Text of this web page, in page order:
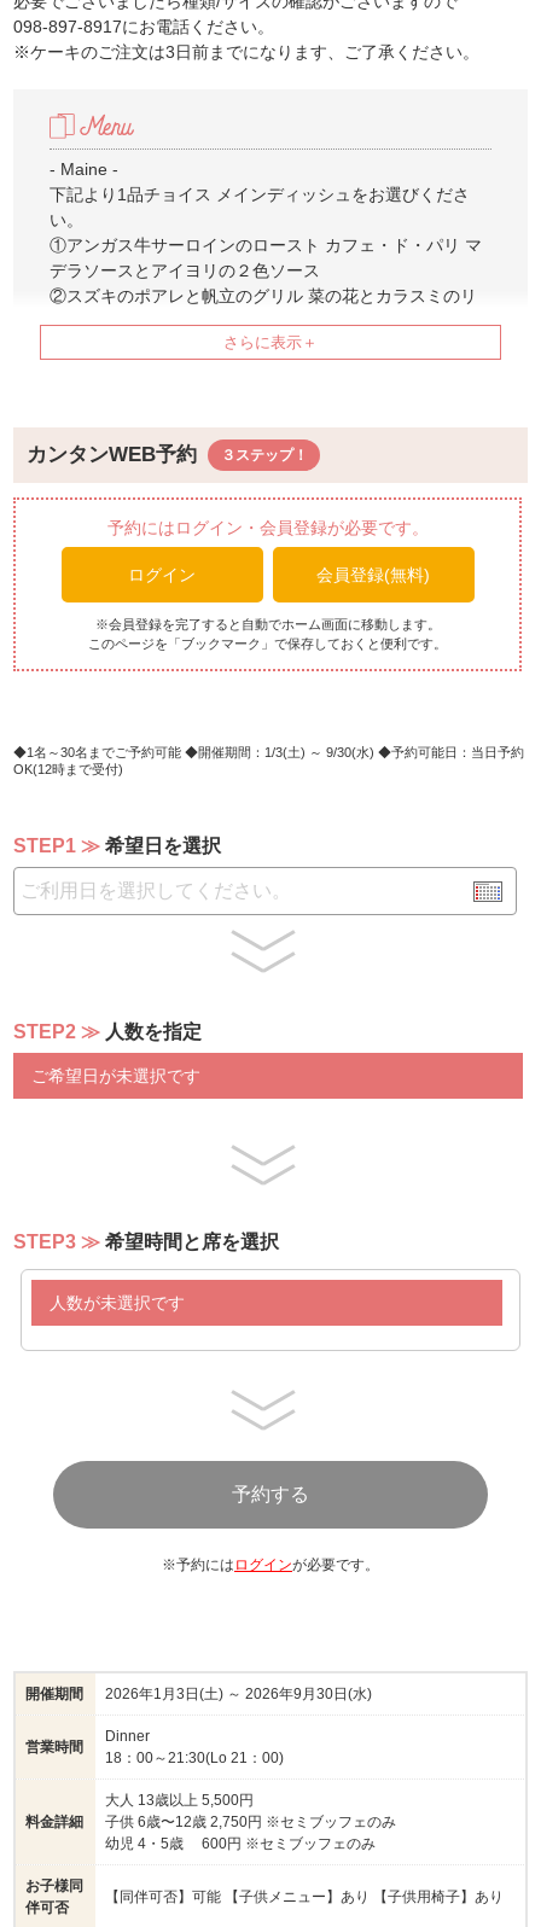
098-897-8917にお電話ください。
※ケーキのご注文は3日前までになります、ご了承ください。
- Maine -
下記より1品チョイス メインディッシュをお選びくださ
い。
①アンガス牛サーロインのロースト カフェ・ド・パリ マ
デラソースとアイヨリの２色ソース
②スズキのポアレと帆立のグリル 菜の花とカラスミのリ
ゾット添え サフランソース バジルのパウダー
③ロブスターテルミードル仕立て（追加料金＋1,500円）
- Buffet -
サニーレタス＆グリンリーフ
サラダトッピング10種（味付き４種/素材野菜６種）
ポテトサラダ/マカロニサラダ
キャロットラぺ/コールスロー
冬瓜＆ツナ/豆苗
パプリカ/オクラ
キヌア＆ミックスビーンズ/海藻
・抹茶とフロマージュのミニタルト ベーコンチップ添え
・ミニタルト、抹茶フロマージュ
・彩野菜のピクルスとガスパッチョアンダルシア風
ガスパッチョ
・まめアジのエスカベッシュ レットオニオンのアグロド
・ニョッコフリット 生ハムとパルメザンチーズ
え
【温製料理】
・豚バラ肉のペルシャ―ト仕立て 粒マスタードソース
・白身魚と白菜の白ワイン蒸し デュクレレ風
【キッズコーナー】
・煮込みハンバーグ マッシュポテトとペンネ添え
・チキン唐揚げ＆スマイルポテト又はうむくじボール
ニンニクとバケットのスープマドリード風
コンディメント３種（パルメザン、クルトン、バジルソー
ス）
欧州カレー/レッドカレー
ビーフトマトハイシソース
・カョエペペ 黒コショウとパルミジャーノレッジャーノ
のパスタ
・パスタボロネーゼ
他にサラダ11種 / パン数種
ソフトドリンク、コーヒー、紅茶などをご用意しておりま
＊ブッフェの内容は予告なく変更になる場合がございます
カンタンWEB予約
予約にはログイン・会員登録が必要です。
ログイン 会員登録(無料)
※会員登録を完了すると自動でホーム画面に移動します。
このページを「ブックマーク」で保存しておくと便利です。
1名～30名までご予約可能 開催期間：1/3(土) ～ 9/30(水)
予約可能日：当日予約
OK(12時まで受付)
STEP1 希望日を選択
STEP2 人数を指定
ご希望日が未選択です
STEP3 希望時間と席を選択
人数が未選択です
※予約には ログインが必要です。
開催期間 2026年1月3日(土) ～ 2026年9月30日(水)
営業時間
Dinner
18：00～21:30(Lo 21：00)
料金詳細
大人 13歳以上 5,500円
子供 6歳〜12歳 2,750円 ※セミブッフェのみ
幼児 4・5歳 600円 ※セミブッフェのみ
お子様同
伴可否
【同伴可否】可能 【子供メニュー】あり 【子供用椅子】あり